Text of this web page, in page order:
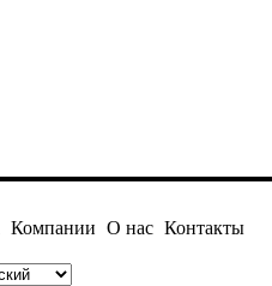
Компании О нас Контакты